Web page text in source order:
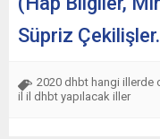
Süpriz
2020 dhbt hangi illerde
il il dhbt yapılacak iller